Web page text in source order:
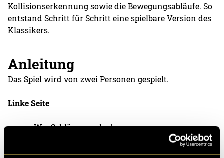
Kollisionserkennung sowie die Bewegungsabläufe. So
entstand Schritt für Schritt eine spielbare Version des
Klassikers.
Anleitung
Das Spiel wird von zwei Personen gespielt.
Linke Seite
W = Schläger nach oben